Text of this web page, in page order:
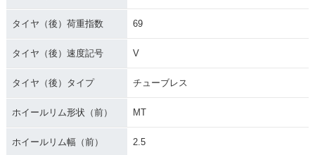
タイヤ（後）荷重指数 69
タイヤ（後）速度記号 V
タイヤ（後）タイプ チューブレス
ホイールリム形状（前） MT
ホイールリム幅（前） 2.5